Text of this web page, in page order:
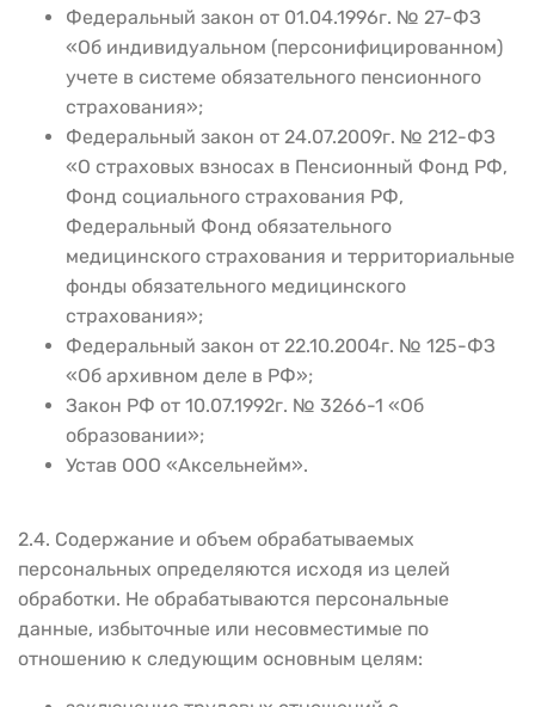
Федеральный закон от 01.04.1996г. № 27-ФЗ
«Об индивидуальном (персонифицированном)
учете в системе обязательного пенсионного
страхования»;
Федеральный закон от 24.07.2009г. № 212-ФЗ
«О страховых взносах в Пенсионный Фонд РФ,
Фонд социального страхования РФ,
Федеральный Фонд обязательного
медицинского страхования и территориальные
фонды обязательного медицинского
страхования»;
Федеральный закон от 22.10.2004г. № 125-ФЗ
«Об архивном деле в РФ»;
Закон РФ от 10.07.1992г. № 3266-1 «Об
образовании»;
Устав ООО «Аксельнейм».
2.4. Содержание и объем обрабатываемых
персональных определяются исходя из целей
обработки. Не обрабатываются персональные
данные, избыточные или несовместимые по
отношению к следующим основным целям: